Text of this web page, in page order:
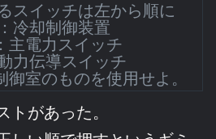
イッチは左から順に
制御装置
スイッチ
導スイッチ
室のものを使用せよ。
があった。